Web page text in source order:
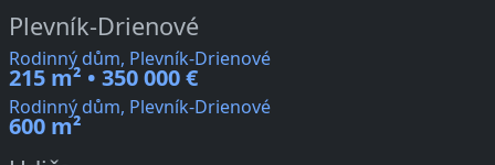
Plevník-Drienové
Rodinný dům, Plevník-Drienové
215 m² • 350 000 €
Rodinný dům, Plevník-Drienové
600 m²